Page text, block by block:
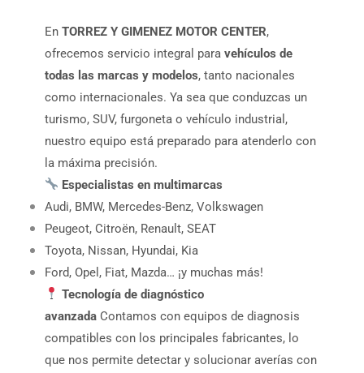
En TORREZ Y GIMENEZ MOTOR CENTER,
ofrecemos servicio integral para vehículos de
todas las marcas y modelos, tanto nacionales
como internacionales. Ya sea que conduzcas un
turismo, SUV, furgoneta o vehículo industrial,
nuestro equipo está preparado para atenderlo con
la máxima precisión.
Especialistas en multimarcas
Audi, BMW, Mercedes-Benz, Volkswagen
Peugeot, Citroën, Renault, SEAT
Toyota, Nissan, Hyundai, Kia
Ford, Opel, Fiat, Mazda… ¡y muchas más!
Tecnología de diagnóstico
avanzada Contamos con equipos de diagnosis
compatibles con los principales fabricantes, lo
que nos permite detectar y solucionar averías con